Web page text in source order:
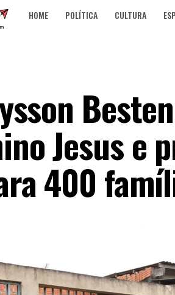
HOME POLÍTICA CULTURA
Jesus e
400